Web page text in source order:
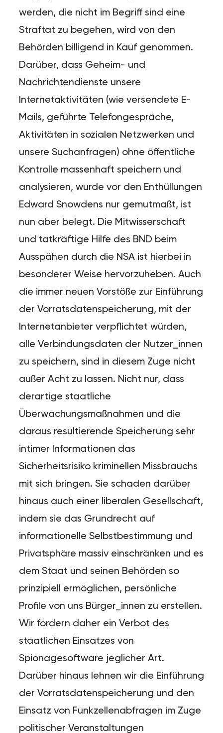
werden, die nicht im Begriff sind eine
Straftat zu begehen, wird von den
Behörden billigend in Kauf genommen.
Darüber, dass Geheim- und
Nachrichtendienste unsere
Internetaktivitäten (wie versendete E-
Mails, geführte Telefongespräche,
Aktivitäten in sozialen Netzwerken und
unsere Suchanfragen) ohne öffentliche
Kontrolle massenhaft speichern und
analysieren, wurde vor den Enthüllungen
Edward Snowdens nur gemutmaßt, ist
nun aber belegt. Die Mitwisserschaft
und tatkräftige Hilfe des BND beim
Ausspähen durch die NSA ist hierbei in
besonderer Weise hervorzuheben. Auch
die immer neuen Vorstöße zur Einführung
der Vorratsdatenspeicherung, mit der
Internetanbieter verpflichtet würden,
alle Verbindungsdaten der Nutzer_innen
zu speichern, sind in diesem Zuge nicht
außer Acht zu lassen. Nicht nur, dass
derartige staatliche
Überwachungsmaßnahmen und die
daraus resultierende Speicherung sehr
intimer Informationen das
Sicherheitsrisiko kriminellen Missbrauchs
mit sich bringen. Sie schaden darüber
hinaus auch einer liberalen Gesellschaft,
indem sie das Grundrecht auf
informationelle Selbstbestimmung und
Privatsphäre massiv einschränken und es
dem Staat und seinen Behörden so
prinzipiell ermöglichen, persönliche
Profile von uns Bürger_innen zu erstellen.
Wir fordern daher ein Verbot des
staatlichen Einsatzes von
Spionagesoftware jeglicher Art.
Darüber hinaus lehnen wir die Einführung
der Vorratsdatenspeicherung und den
Einsatz von Funkzellenabfragen im Zuge
politischer Veranstaltungen